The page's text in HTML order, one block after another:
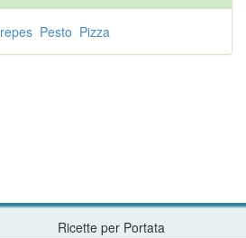
Pesto Pizza
Ricette per Portata